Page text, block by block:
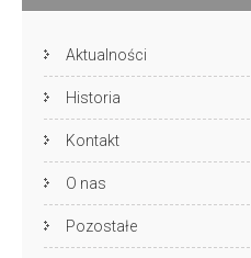
Aktualności
Historia
Kontakt
O nas
Pozostałe